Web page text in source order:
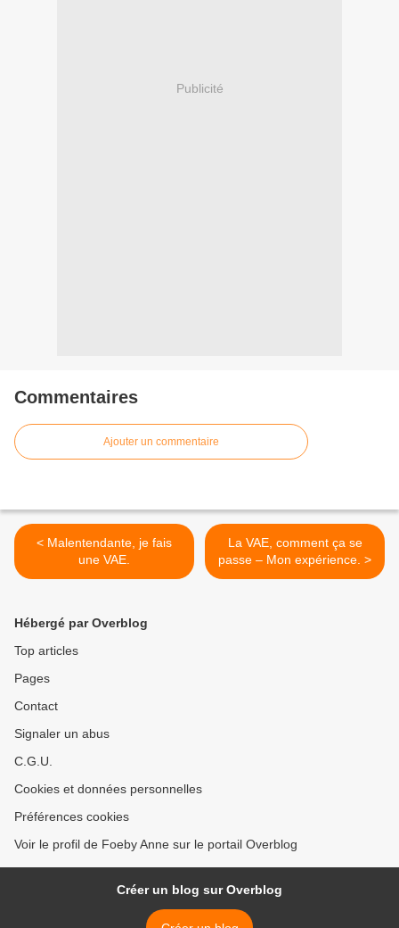
Publicité
Commentaires
Ajouter un commentaire
< Malentendante, je fais
une VAE.
La VAE, comment ça se
passe – Mon expérience. >
Hébergé par Overblog
Top articles
Pages
Contact
Signaler un abus
C.G.U.
Cookies et données personnelles
Préférences cookies
Voir le profil de Foeby Anne sur le portail Overblog
Créer un blog sur Overblog